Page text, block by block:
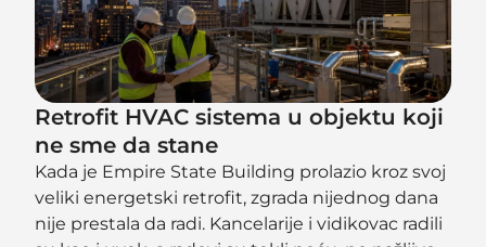
Retrofit HVAC sistema u objektu koji
ne sme da stane
Kada je Empire State Building prolazio kroz svoj
veliki energetski retrofit, zgrada nijednog dana
nije prestala da radi. Kancelarije i vidikovac radili